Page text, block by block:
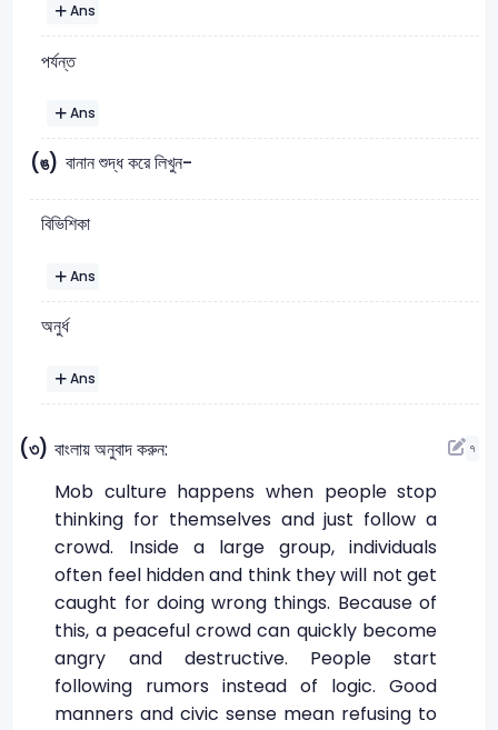
Ans
পর্যন্ত
Ans
(ঙ) বানান শুদ্ধ করে লিখুন-
বিভিশিকা
Ans
অনুর্ধ
Ans
(৩) বাংলায় অনুবাদ করুন:
Mob culture happens when people stop
thinking for themselves and just follow a
crowd. Inside a large group, individuals
often feel hidden and think they will not get
caught for doing wrong things. Because of
this, a peaceful crowd can quickly become
angry and destructive. People start
following rumors instead of logic. Good
manners and civic sense mean refusing to
৭